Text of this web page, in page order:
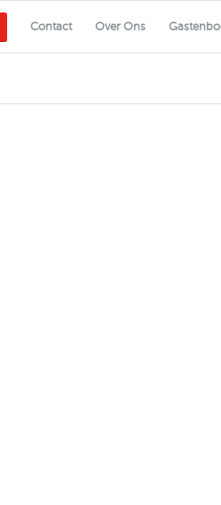
Contact Over Ons